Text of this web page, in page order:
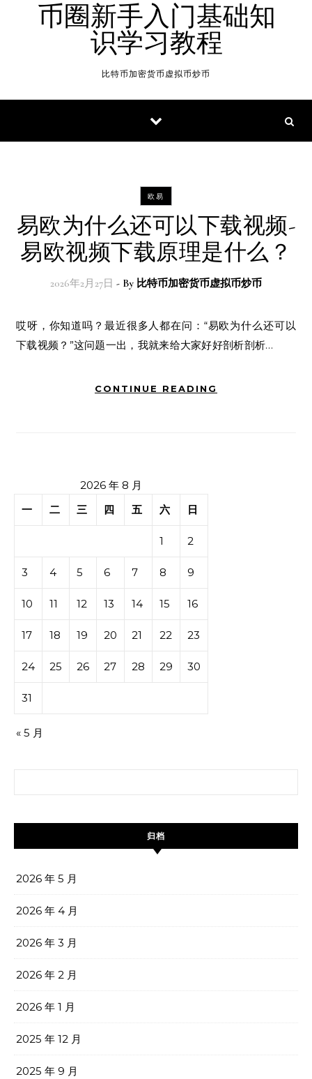
币圈新手入门基础知
识学习教程
比特币加密货币虚拟币炒币
欧易
易欧为什么还可以下载视频-
易欧视频下载原理是什么？
2026年2月27日 - By 比特币加密货币虚拟币炒币
哎呀，你知道吗？最近很多人都在问：“易欧为什么还可以
下载视频？”这问题一出，我就来给大家好好剖析剖析…
CONTINUE READING
2026 年 8 月
一
二 三 四 五 六 日
1 2
3 4 5 6 7 8 9
10 11 12 13 14 15 16
17 18 19 20 21 22 23
24 25 26 27 28 29 30
31
« 5 月
归档
2026 年 5 月
2026 年 4 月
2026 年 3 月
2026 年 2 月
2026 年 1 月
2025 年 12 月
2025 年 9 月